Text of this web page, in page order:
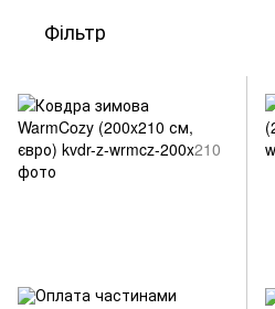
Фільтр